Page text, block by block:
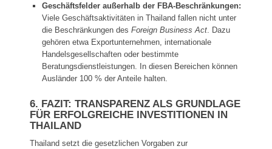
Geschäftsfelder außerhalb der FBA-Beschränkungen:
Viele Geschäftsaktivitäten in Thailand fallen nicht unter
die Beschränkungen desForeign Business Act . Dazu
gehören etwa Exportunternehmen, internationale
Handelsgesellschaften oder bestimmte
Beratungsdienstleistungen. In diesen Bereichen können
Ausländer 100 % der Anteile halten.
6. FAZIT: TRANSPARENZ ALS GRUNDLAGE
FÜR ERFOLGREICHE INVESTITIONEN IN
THAILAND
Thailand setzt die gesetzlichen Vorgaben zur